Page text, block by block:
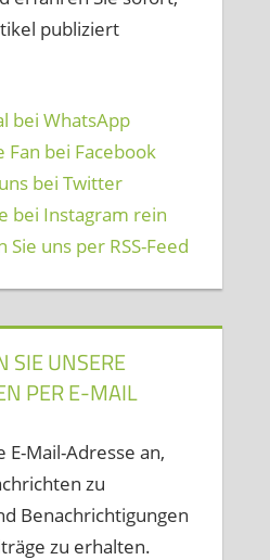
publiziert
bei WhatsApp
Fan bei Facebook
bei Twitter
bei Instagram rein
uns per RSS-Feed
SIE UNSERE
PER E-MAIL
E-Mail-Adresse an,
zu
Benachrichtigungen
zu erhalten.